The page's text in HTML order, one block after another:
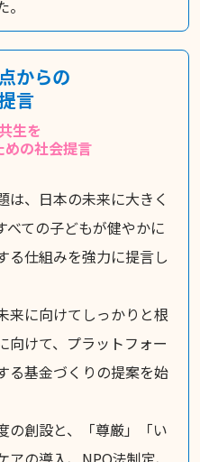
からの
言
生を
めの社会提言
は、日本の未来に大きく
べての子どもが健やかに
る仕組みを強力に提言し
来に向けてしっかりと根
向けて、プラットフォー
る基金づくりの提案を始
の創設と、「尊厳」「い